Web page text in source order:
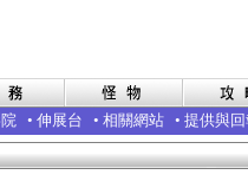
• 伸展台 • 相關網站 • 提供與回